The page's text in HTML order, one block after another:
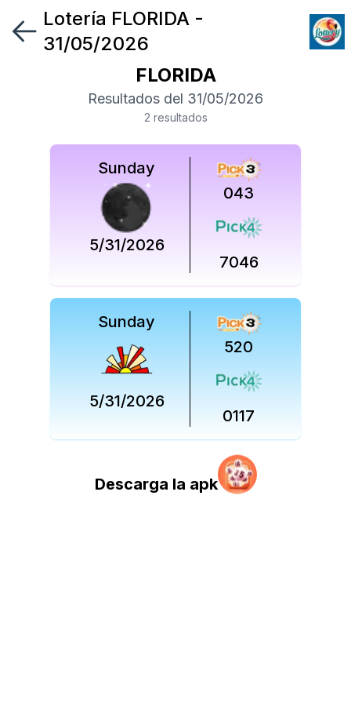
Síguenos
en
Lotería FLORIDA -
31/05/2026
FLORIDA
Resultados del 31/05/2026
2 resultados
Sunday
5/31/2026
043
7046
Sunday
5/31/2026
520
0117
Descarga la apk